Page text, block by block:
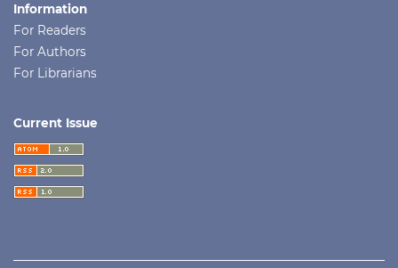
Information
For Readers
For Authors
For Librarians
Current Issue